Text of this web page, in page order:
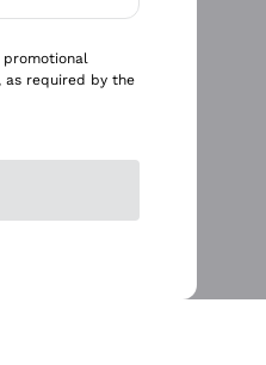
promotional
as required by the